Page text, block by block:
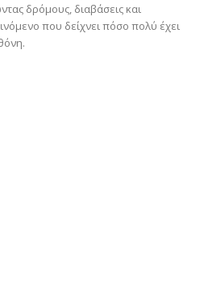
δρόμους, διαβάσεις και
που δείχνει πόσο πολύ έχει